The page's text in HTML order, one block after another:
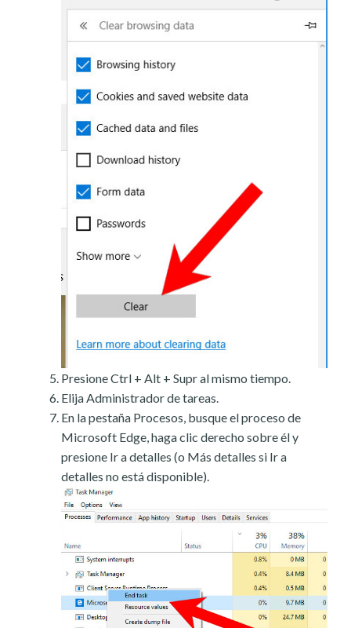
Presione Ctrl + Alt + Supr al mismo tiempo.
Elija Administrador de tareas.
En la pestaña Procesos, busque el proceso de
Microsoft Edge, haga clic derecho sobre él y
presione Ir a detalles (o Más detalles si Ir a
detalles no está disponible).